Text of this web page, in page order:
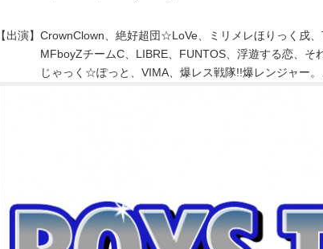
【出演】CrownClown、絶好超団☆LoVe、ミリメレほりっく戌
MFboyZチームC、LIBRE、FUNTOS、浮遊する恋、それ
じゃっく☆ぽっと、VIMA、爆レス戦隊!!爆レンジャー。